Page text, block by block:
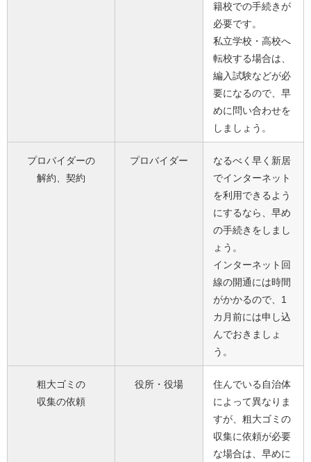
籍校での手続きが
必要です。
私立学校・高校へ
転校する場合は、
編入試験などが必
要になるので、早
めに問い合わせを
しましょう。
プロバイダーの
解約、契約
プロバイダー
なるべく早く新居
でインターネット
を利用できるよう
にするなら、早め
の手続きをしまし
ょう。
インターネット回
線の開通には時間
がかかるので、1
カ月前には申し込
んでおきましょ
う。
粗大ゴミの
収集の依頼
役所・役場
住んでいる自治体
によって異なりま
すが、粗大ゴミの
収集に依頼が必要
な場合は、早めに